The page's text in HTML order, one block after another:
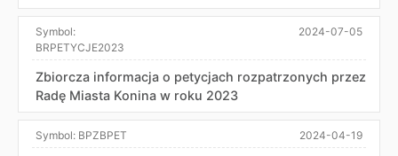
Symbol:
BRPETYCJE2023
2024-07-05
Zbiorcza informacja o petycjach rozpatrzonych przez
Radę Miasta Konina w roku 2023
Symbol: BPZBPET 2024-04-19